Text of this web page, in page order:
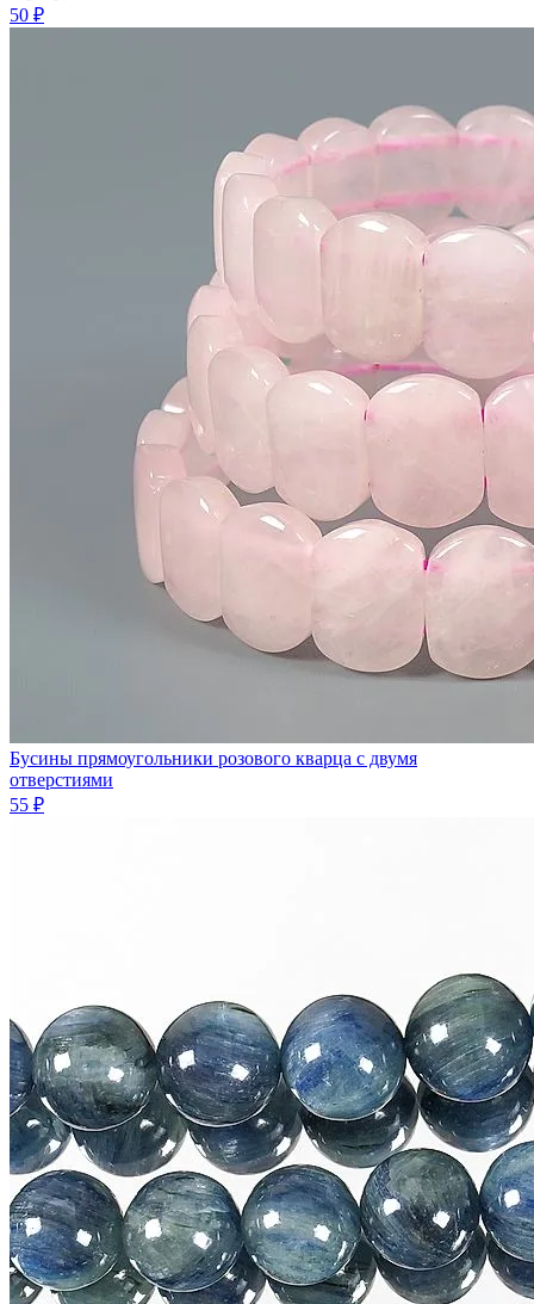
50 ₽
Бусины прямоугольники розового кварца с двумя
отверстиями
55 ₽